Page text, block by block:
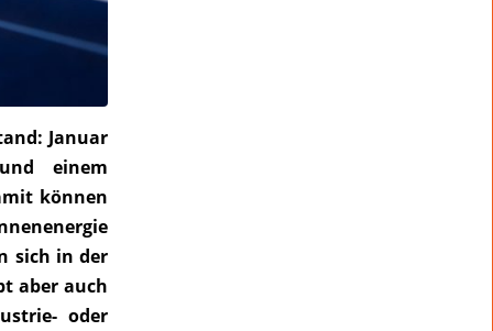
Januar
einem
können
sich in der
aber auch
oder